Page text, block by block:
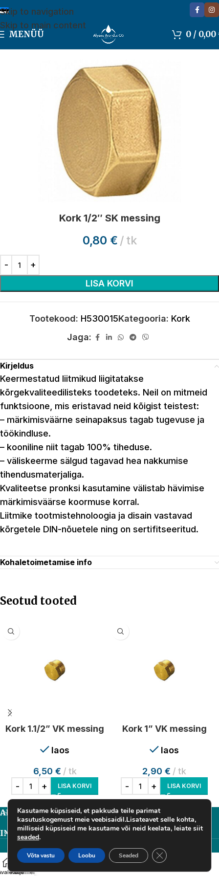
Skip to navigation
Skip to main content
MENÜÜ 0 / 0,00
Kork 1/2″ SK messing
0,80 € tk
LISA KORVI
Tootekood: H530015Kategooria: Kork
Jaga:
Kirjeldus
Keermestatud liitmikud liigitatakse
kõrgekvaliteedilisteks toodeteks. Neil on mitmeid
funktsioone, mis eristavad neid kõigist teistest:
– märkimisväärne seinapaksus tagab tugevuse ja
töökindluse.
– kooniline niit tagab 100% tiheduse.
– väliskeerme sälgud tagavad hea nakkumise
tihendusmaterjaliga.
Kvaliteetse pronksi kasutamine välistab hävimise
märkimisväärse koormuse korral.
Liitmike tootmistehnoloogia ja disain vastavad
kõrgetele DIN-nõuetele ning on sertifitseeritud.
Kohaletoimetamise info
Seotud tooted
Kork 1.1/2” VK messing
laos
6,50 € tk
LISA KORVI
Kork 1” VK messing
laos
2,90 € tk
LISA KORVI
ALYANS ARENDUS OÜ
INFORMATSIOON
Kasutame küpsiseid, et pakkuda teile parimat
kasutuskogemust meie veebisaidil.Lisateavet selle kohta,
milliseid küpsiseid me kasutame või neid keelata, leiate siit
seaded.
Võta vastu Loobu Seaded Close GDPR
Pood
Küljemenüü